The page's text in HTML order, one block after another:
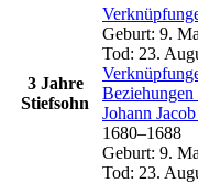
3 Jahre
Stiefsohn
Geburt: 9.
Tod: 23.
Beziehungen
Johann Jacob
1680–1688
Geburt: 9.
Tod: 23.